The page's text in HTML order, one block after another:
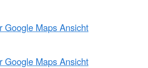
Google Maps Ansicht
Google Maps Ansicht